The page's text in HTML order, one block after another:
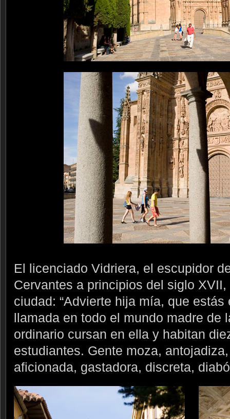
El licenciado Vidriera, el escupidor
Cervantes a principios del siglo
ciudad: “Advierte hija mía, que
llamada en todo el mundo madre de
ordinario cursan en ella y habitan
estudiantes. Gente moza,
aficionada, gastadora, discreta,